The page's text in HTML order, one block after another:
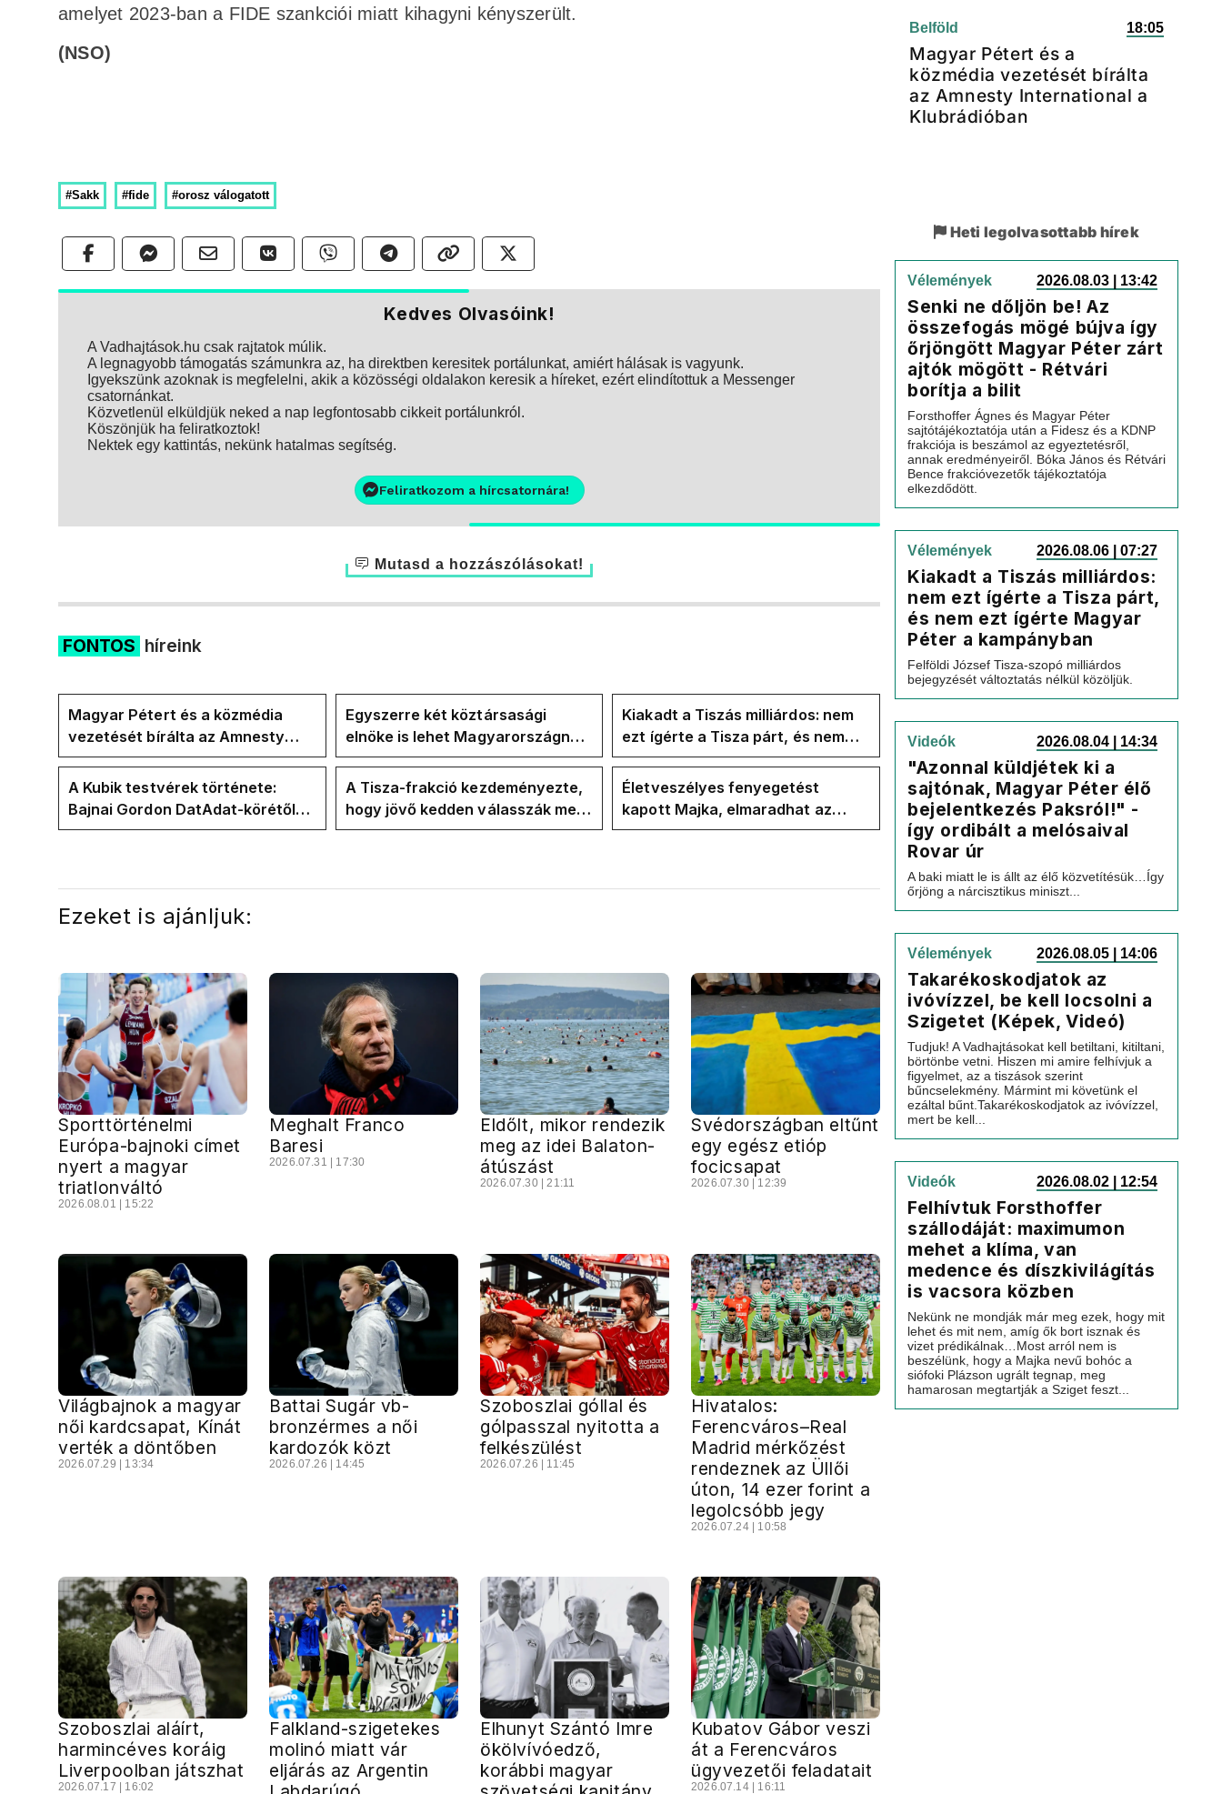
amelyet 2023-ban a FIDE szankciói miatt kihagyni kényszerült.
(NSO)
#Sakk #fide #orosz válogatott
Kedves Olvasóink!
A Vadhajtások.hu csak rajtatok múlik.
A legnagyobb támogatás számunkra az, ha direktben keresitek portálunkat, amiért hálásak is vagyunk.
Igyekszünk azoknak is megfelelni, akik a közösségi oldalakon keresik a híreket, ezért elindítottuk a Messenger
csatornánkat.
Közvetlenül elküldjük neked a nap legfontosabb cikkeit portálunkról.
Köszönjük ha feliratkoztok!
Nektek egy kattintás, nekünk hatalmas segítség.
Feliratkozom a hírcsatornára!
Mutasd a hozzászólásokat!
FONTOS híreink
Magyar Pétert és a közmédia
vezetését bírálta az Amnesty
International a Klubrádióban
Egyszerre két köztársasági
elnöke is lehet Magyarországnak
jövő hétre
Kiakadt a Tiszás milliárdos: nem
ezt ígérte a Tisza párt, és nem
ezt ígérte Magyar Péter a
kampányban
A Kubik testvérek története:
Bajnai Gordon DatAdat-körétől
az ECDA-n át Magyar Péter
A Tisza-frakció kezdeményezte,
hogy jövő kedden válasszák meg
az új köztársasági elnököt
Életveszélyes fenyegetést
kapott Majka, elmaradhat az
erdélyi koncertje
Ezeket is ajánljuk:
Sporttörténelmi
Európa-bajnoki címet
nyert a magyar
triatlonváltó
2026.08.01 | 15:22
Meghalt Franco
Baresi
2026.07.31 | 17:30
Eldőlt, mikor rendezik
meg az idei Balaton-
átúszást
2026.07.30 | 21:11
Svédországban eltűnt
egy egész etióp
focicsapat
2026.07.30 | 12:39
Világbajnok a magyar
női kardcsapat, Kínát
verték a döntőben
2026.07.29 | 13:34
Battai Sugár vb-
bronzérmes a női
kardozók közt
2026.07.26 | 14:45
Szoboszlai góllal és
gólpasszal nyitotta a
felkészülést
2026.07.26 | 11:45
Hivatalos:
Ferencváros–Real
Madrid mérkőzést
rendeznek az Üllői
úton, 14 ezer forint a
legolcsóbb jegy
2026.07.24 | 10:58
Szoboszlai aláírt,
harmincéves koráig
Liverpoolban játszhat
2026.07.17 | 16:02
Falkland-szigetekes
molinó miatt vár
eljárás az Argentin
Elhunyt Szántó Imre
ökölvívóedző,
korábbi magyar
Kubatov Gábor veszi
át a Ferencváros
ügyvezetői feladatait
2026.07.14 | 16:11
Belföld 18:05
Magyar Pétert és a
közmédia vezetését bírálta
az Amnesty International a
Klubrádióban
Heti legolvasottabb hírek
Vélemények 2026.08.03 | 13:42
Senki ne dőljön be! Az
összefogás mögé bújva így
őrjöngött Magyar Péter zárt
ajtók mögött - Rétvári
borítja a bilit
Forsthoffer Ágnes és Magyar Péter
sajtótájékoztatója után a Fidesz és a KDNP
frakciója is beszámol az egyeztetésről,
annak eredményeiről. Bóka János és Rétvári
Bence frakcióvezetők tájékoztatója
elkezdődött.
Vélemények 2026.08.06 | 07:27
Kiakadt a Tiszás milliárdos:
nem ezt ígérte a Tisza párt,
és nem ezt ígérte Magyar
Péter a kampányban
Felföldi József Tisza-szopó milliárdos
bejegyzését változtatás nélkül közöljük.
Videók 2026.08.04 | 14:34
"Azonnal küldjétek ki a
sajtónak, Magyar Péter élő
bejelentkezés Paksról!" -
így ordibált a melósaival
Rovar úr
A baki miatt le is állt az élő közvetítésük…Így
őrjöng a nárcisztikus miniszt...
Vélemények 2026.08.05 | 14:06
Takarékoskodjatok az
ivóvízzel, be kell locsolni a
Szigetet (Képek, Videó)
Tudjuk! A Vadhajtásokat kell betiltani, kitiltani,
börtönbe vetni. Hiszen mi amire felhívjuk a
figyelmet, az a tiszások szerint
bűncselekmény. Mármint mi követünk el
ezáltal bűnt.Takarékoskodjatok az ivóvízzel,
mert be kell...
Videók 2026.08.02 | 12:54
Felhívtuk Forsthoffer
szállodáját: maximumon
mehet a klíma, van
medence és díszkivilágítás
is vacsora közben
Nekünk ne mondják már meg ezek, hogy mit
lehet és mit nem, amíg ők bort isznak és
vizet prédikálnak…Most arról nem is
beszélünk, hogy a Majka nevű bohóc a
siófoki Plázson ugrált tegnap, meg
hamarosan megtartják a Sziget feszt...